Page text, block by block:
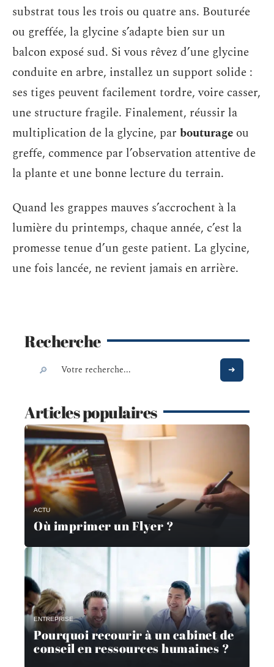
substrat tous les trois ou quatre ans. Bouturée
ou greffée, la glycine s’adapte bien sur un
balcon exposé sud. Si vous rêvez d’une glycine
conduite en arbre, installez un support solide :
ses tiges peuvent facilement tordre, voire casser,
une structure fragile. Finalement, réussir la
multiplication de la glycine, par bouturage ou
greffe, commence par l’observation attentive de
la plante et une bonne lecture du terrain.
Quand les grappes mauves s’accrochent à la
lumière du printemps, chaque année, c’est la
promesse tenue d’un geste patient. La glycine,
une fois lancée, ne revient jamais en arrière.
Recherche
Articles populaires
ACTU
Où imprimer un Flyer ?
ENTREPRISE
Pourquoi recourir à un cabinet de
conseil en ressources humaines ?